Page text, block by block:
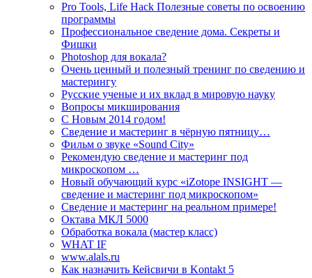
Pro Tools, Life Hack Полезные советы по освоению
программы
Профессиональное сведение дома. Секреты и
Фишки
Photoshop для вокала?
Очень ценный и полезный тренинг по сведению и
мастерингу
Русские ученые и их вклад в мировую науку
Вопросы микширования
C Новым 2014 годом!
Сведение и мастеринг в чёрную пятницу…
Фильм о звуке «Sоund Сity»
Рекомендую сведение и мастеринг под
микроскопом …
Новый обучающий курс «iZotope INSIGHT —
сведение и мастеринг под микроскопом»
Сведение и мастеринг на реальном примере!
Октава МКЛ 5000
Обработка вокала (мастер класс)
WHAT IF
www.alals.ru
Как назначить Кейсвичи в Kontakt 5